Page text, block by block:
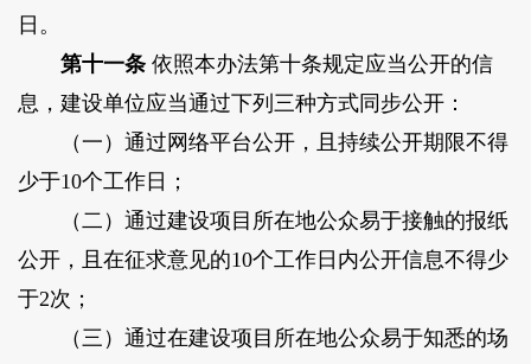
日。
第十一条依照本办法第十条规定应当公开的信
息，建设单位应当通过下列三种方式同步公开：
（一）通过网络平台公开，且持续公开期限不得
少于10个工作日；
（二）通过建设项目所在地公众易于接触的报纸
公开，且在征求意见的10个工作日内公开信息不得少
于2次；
（三）通过在建设项目所在地公众易于知悉的场